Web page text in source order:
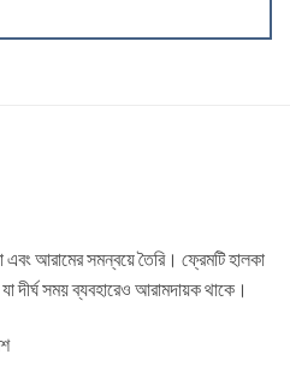
আরামের সমন্বয়ে তৈরি। ফ্রেমটি হালকা
দীর্ঘ সময় ব্যবহারেও আরামদায়ক থাকে।